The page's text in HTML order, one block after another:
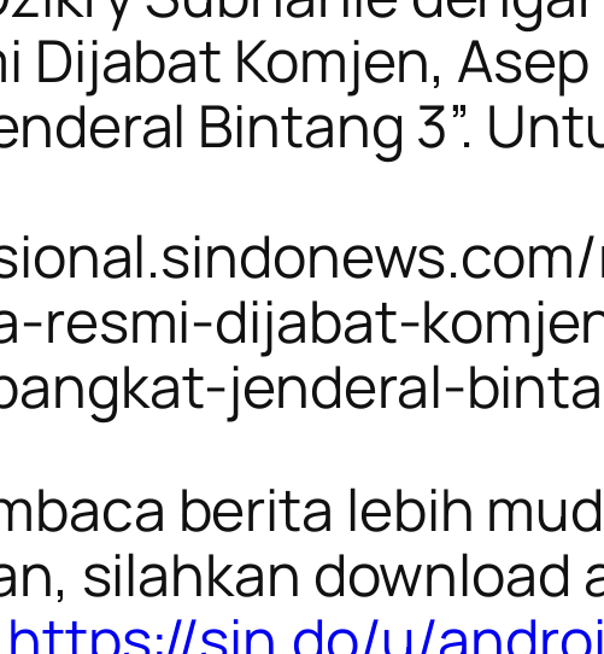
Dijabat Komjen,
Bintang 3”.
resmi-dijabat-
jenderal-
berita lebih
silahkan download